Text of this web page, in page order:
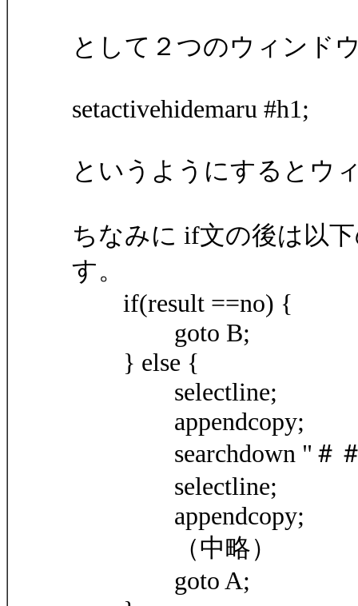
として２つのウィンド
setactivehidemaru #h1;
というようにするとウ
ちなみに if文の後は以
す。
if(result ==no) {
goto B;
} else {
selectline;
appendcopy;
searchdown "＃＃
selectline;
appendcopy;
（中略）
goto A;